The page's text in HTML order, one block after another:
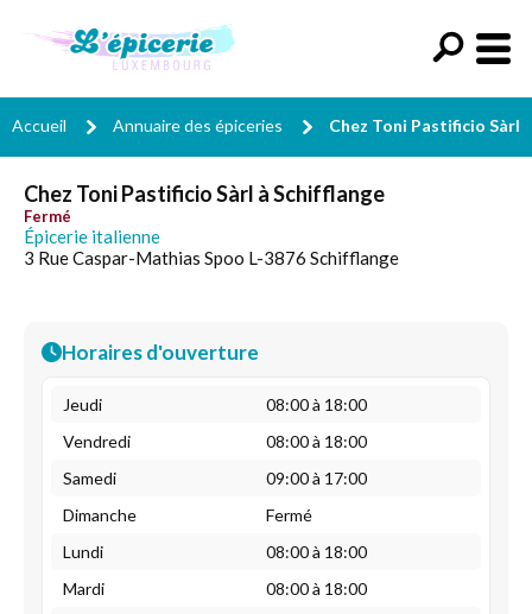
Accueil Annuaire des épiceries Chez Toni Pastificio Sàrl
Chez Toni Pastificio Sàrl à Schifflange
Fermé
Épicerie italienne
3 Rue Caspar-Mathias Spoo L-3876 Schifflange
Horaires d'ouverture
Jeudi
08:00 à 18:00
Vendredi
08:00 à 18:00
Samedi
09:00 à 17:00
Dimanche
Fermé
Lundi
08:00 à 18:00
Mardi
08:00 à 18:00